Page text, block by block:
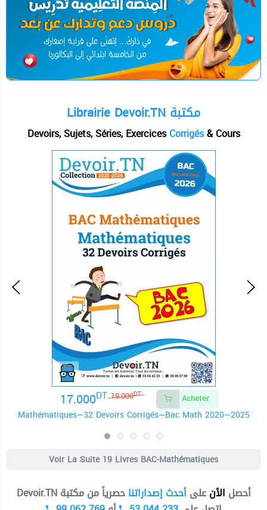
Librairie Devoir.TN مكتبة
Devoirs, Sujets, Séries, ExercicesCorrigés& Cours
19.000DT
17.000DT Acheter
Mathématiques—32 Devoirs Corrigés—Bac Math 2020—2025
Voir La Suite 19 Livres BAC-Mathématiques
أحصل الأنعلىأحدث إصداراتناحصرياً من مكتبة Devoir.TN